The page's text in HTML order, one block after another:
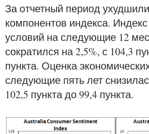
За отчетный период
компонентов индекса.
условий на следующие 12
сократился на 2,5%, с 104,3
пункта. Оценка
следующие пять лет
102,5 пункта до 99,4 пункта.